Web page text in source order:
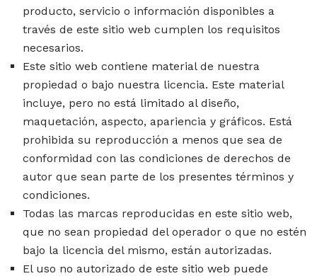
producto, servicio o información disponibles a
través de este sitio web cumplen los requisitos
necesarios.
Este sitio web contiene material de nuestra
propiedad o bajo nuestra licencia. Este material
incluye, pero no está limitado al diseño,
maquetación, aspecto, apariencia y gráficos. Está
prohibida su reproducción a menos que sea de
conformidad con las condiciones de derechos de
autor que sean parte de los presentes términos y
condiciones.
Todas las marcas reproducidas en este sitio web,
que no sean propiedad del operador o que no estén
bajo la licencia del mismo, están autorizadas.
El uso no autorizado de este sitio web puede